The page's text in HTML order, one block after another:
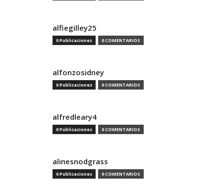
alfiegilley25
0 Publicaciones 0 COMENTARIOS
alfonzosidney
0 Publicaciones 0 COMENTARIOS
alfredleary4
0 Publicaciones 0 COMENTARIOS
alinesnodgrass
0 Publicaciones 0 COMENTARIOS